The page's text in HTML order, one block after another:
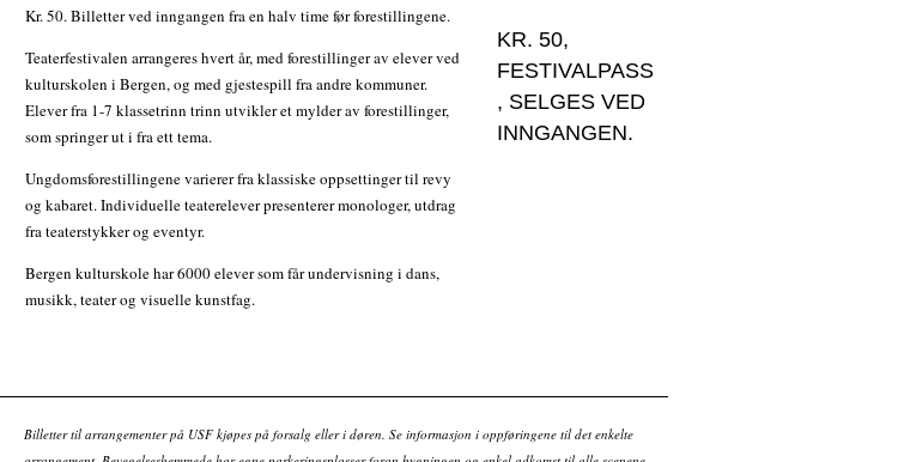
Kr. 50. Billetter ved inngangen fra en halv time før forestillingene.
Teaterfestivalen arrangeres hvert år, med forestillinger av elever ved
kulturskolen i Bergen, og med gjestespill fra andre kommuner.
Elever fra 1-7 klassetrinn trinn utvikler et mylder av forestillinger,
som springer ut i fra ett tema.
Ungdomsforestillingene varierer fra klassiske oppsettinger til revy
og kabaret. Individuelle teaterelever presenterer monologer, utdrag
fra teaterstykker og eventyr.
Bergen kulturskole har 6000 elever som får undervisning i dans,
musikk, teater og visuelle kunstfag.
KR. 50,
FESTIVALPASS
, SELGES VED
INNGANGEN.
Billetter til arrangementer på USF kjøpes på forsalg eller i døren. Se informasjon i oppføringene til det enkelte